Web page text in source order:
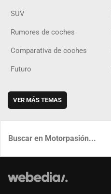
SUV
Rumores de coches
Comparativa de coches
Futuro
VER MÁS TEMAS